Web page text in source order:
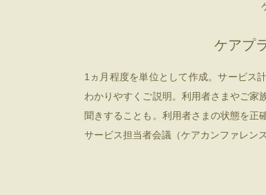
ケアプ
1ヵ月程度を単位として作成。サービス
わかりやすくご説明。利用者さまやご家
聞きすることも。利用者さまの状態を正
サービス担当者会議（ケアカンファレン